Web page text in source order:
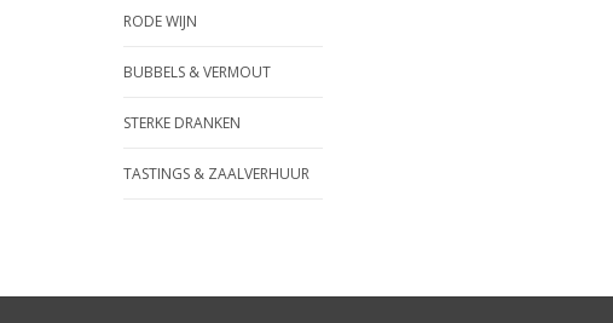
RODE WIJN
BUBBELS & VERMOUT
STERKE DRANKEN
TASTINGS & ZAALVERHUUR